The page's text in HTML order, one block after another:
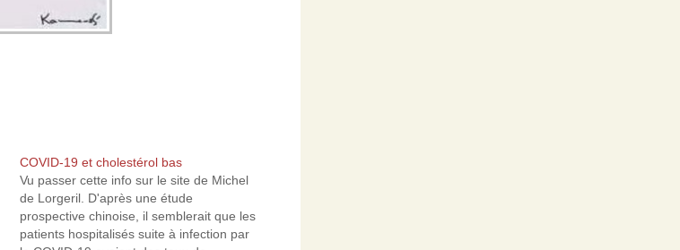
COVID-19 et cholestérol bas
Vu passer cette info sur le site de Michel
de Lorgeril. D'après une étude
prospective chinoise, il semblerait que les
patients hospitalisés suite à infection par